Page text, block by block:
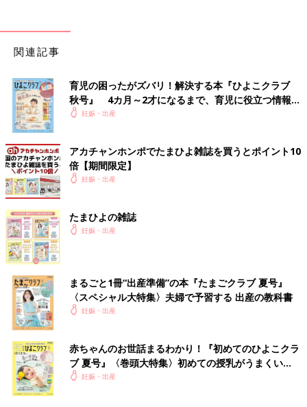
関連記事
育児の困ったがズバリ！解決する本『ひよこクラブ
秋号』 4カ月～2才になるまで、育児に役立つ情報が
いっぱい！
妊娠・出産
アカチャンホンポでたまひよ雑誌を買うとポイント10
倍【期間限定】
妊娠・出産
たまひよの雑誌
妊娠・出産
まるごと1冊“出産準備”の本『たまごクラブ 夏号』
〈スペシャル大特集〉夫婦で予習する 出産の教科書
妊娠・出産
赤ちゃんのお世話まるわかり！『初めてのひよこクラ
ブ 夏号』〈巻頭大特集〉初めての授乳がうまくい
く！ おっぱい・ミルクの基本と夏のトラブル 解決テ
妊娠・出産